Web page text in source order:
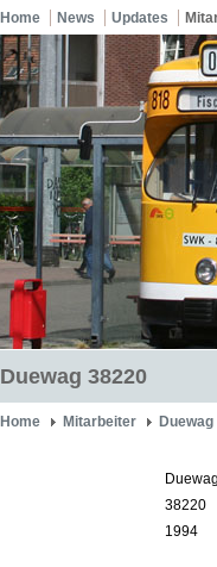
Home News Updates
Duewag 38220
Home Mitarbeiter
38220
1994